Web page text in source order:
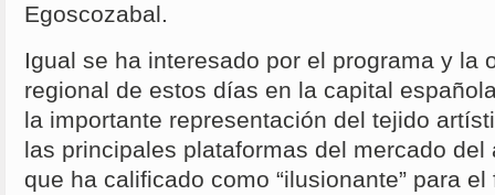
Egoscozabal.
Igual se ha interesado por el programa y la
regional de estos días en la capital
la importante representación del tejido
las principales plataformas del mercado
que ha calificado como “ilusionante” para